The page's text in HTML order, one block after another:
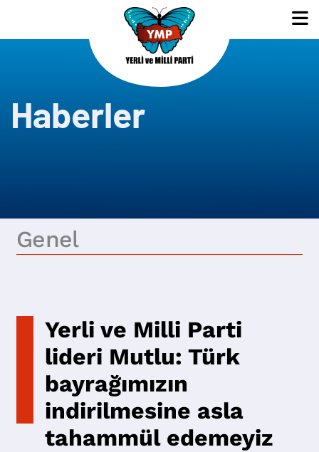
Haberler
Genel
Yerli ve Milli Parti
lideri Mutlu: Türk
bayrağımızın
indirilmesine asla
tahammül edemeyiz